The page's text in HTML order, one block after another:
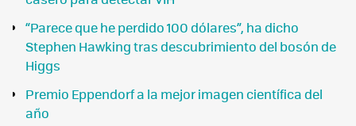
“Parece que he perdido 100 dólares”, ha dicho
Stephen Hawking tras descubrimiento del bosón de
Higgs
Premio Eppendorf a la mejor imagen científica del
año